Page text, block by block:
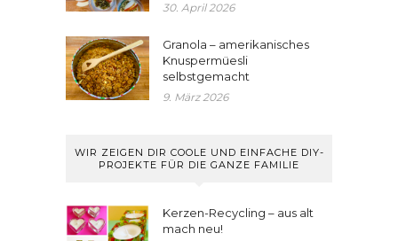
30. April 2026
Granola – amerikanisches
Knuspermüesli
selbstgemacht
9. März 2026
WIR ZEIGEN DIR COOLE UND EINFACHE DIY-
PROJEKTE FÜR DIE GANZE FAMILIE
Kerzen-Recycling – aus alt
mach neu!